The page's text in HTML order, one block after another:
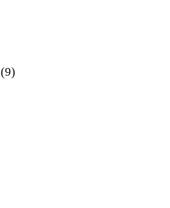
(9)